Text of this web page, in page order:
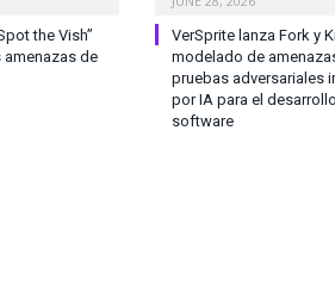
the Vish”
de
VerSprite lanza Fork y
modelado de
pruebas adversariales
por IA para el
software